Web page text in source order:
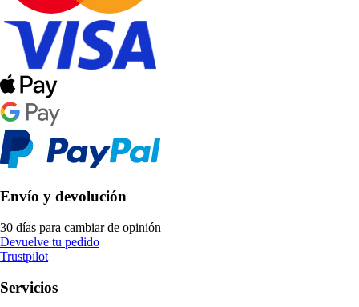
Envío y devolución
30 días para cambiar de opinión
Devuelve tu pedido
Trustpilot
Servicios